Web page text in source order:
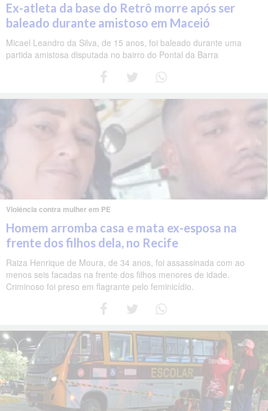
Ex-atleta da base do Retrô morre após ser
baleado durante amistoso em Maceió
Micael Leandro da Silva, de 15 anos, foi baleado durante uma
partida amistosa disputada no bairro do Pontal da Barra
Violência contra mulher em PE
Homem arromba casa e mata ex-esposa na
frente dos filhos dela, no Recife
Raiza Henrique de Moura, de 34 anos, foi assassinada com ao
menos seis facadas na frente dos filhos menores de idade.
Criminoso foi preso em flagrante pelo feminicídio.